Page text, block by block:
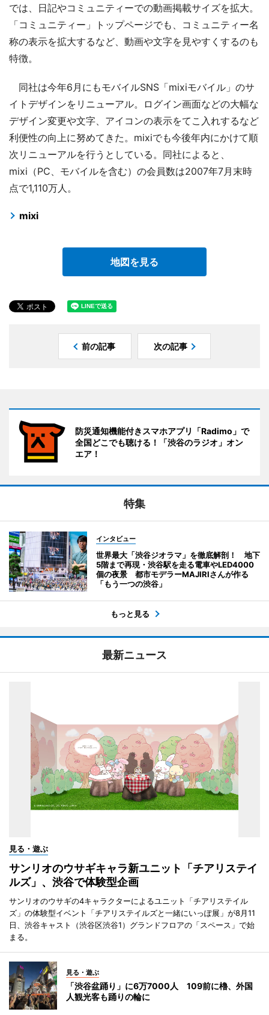
では、日記やコミュニティーでの動画掲載サイズを拡大。
「コミュニティー」トップページでも、コミュニティー名
称の表示を拡大するなど、動画や文字を見やすくするのも
特徴。
同社は今年6月にもモバイルSNS「mixiモバイル」のサ
イトデザインをリニューアル。ログイン画面などの大幅な
デザイン変更や文字、アイコンの表示をてこ入れするなど
利便性の向上に努めてきた。mixiでも今後年内にかけて順
次リニューアルを行うとしている。同社によると、
mixi（PC、モバイルを含む）の会員数は2007年7月末時
点で1,110万人。
mixi
地図を見る
前の記事 次の記事
防災通知機能付きスマホアプリ「Radimo」で
全国どこでも聴ける！「渋谷のラジオ」オン
エア！
特集
インタビュー
世界最大「渋谷ジオラマ」を徹底解剖！ 地下
5階まで再現・渋谷駅を走る電車やLED4000
個の夜景 都市モデラーMAJIRIさんが作る
「もう一つの渋谷」
もっと見る
最新ニュース
見る・遊ぶ
サンリオのウサギキャラ新ユニット「チアリステイ
ルズ」、渋谷で体験型企画
サンリオのウサギの4キャラクターによるユニット「チアリステイル
ズ」の体験型イベント「チアリステイルズと一緒にいっぽ展」が8月11
日、渋谷キャスト（渋谷区渋谷1）グランドフロアの「スペース」で始
まる。
見る・遊ぶ
「渋谷盆踊り」に6万7000人 109前に櫓、外国
人観光客も踊りの輪に